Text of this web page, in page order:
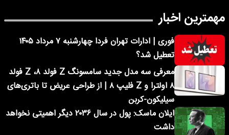
مهمترین اخبار
فوری | ادارات تهران فردا چهارشنبه ۷ مرداد ۱۴۰۵
تعطیل شد؟
معرفی سه مدل جدید سامسونگ Z فولد ۸، Z فولد
۸ اولترا و Z فلیپ ۸ | از طراحی عریض تا باتری‌های
سیلیکون-کربن
ایلان ماسک: پول در سال ۲۰۳۶ دیگر اهمیتی نخواهد
داشت